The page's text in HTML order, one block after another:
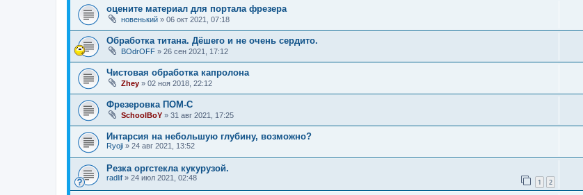
оцените материал для портала фрезера
новенький » 06 окт 2021, 07:18
Обработка титана. Дёшего и не очень сердито.
BOdrOFF » 26 сен 2021, 17:12
Чистовая обработка капролона
Zhey » 02 ноя 2018, 22:12
Фрезеровка ПОМ-С
SchoolBoY » 31 авг 2021, 17:25
Интарсия на небольшую глубину, возможно?
Ryoji » 24 авг 2021, 13:52
Резка оргстекла кукурузой.
radlif » 24 июл 2021, 02:48 1 2